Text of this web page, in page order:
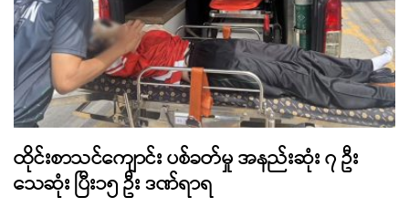
ထိုင်းစာသင်ကျောင်း ပစ်ခတ်မှု အနည်းဆုံး ၇ ဦး
သေဆုံး ပြီး၁၅ ဦး ဒဏ်ရာရ